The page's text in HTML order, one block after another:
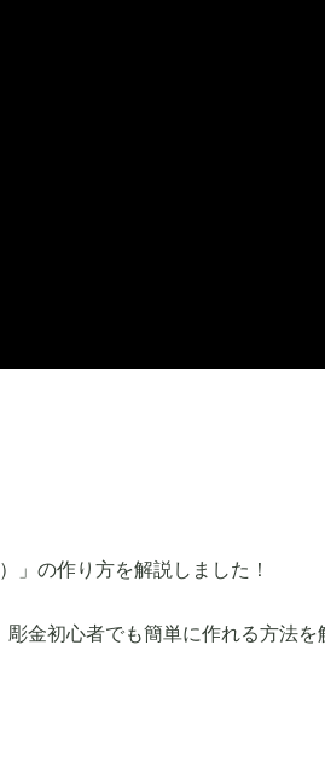
」の作り方を解説しました！
彫金初心者でも簡単に作れる方法を